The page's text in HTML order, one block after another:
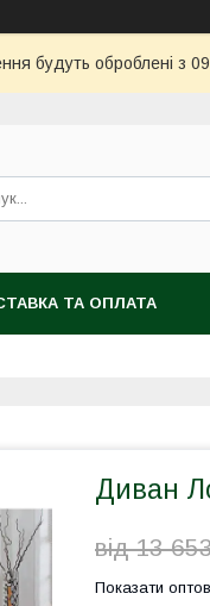
будуть оброблені з
ТА ОПЛАТА
Диван
від 13
Показати